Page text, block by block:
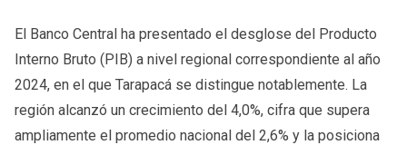
El Banco Central ha presentado el desglose del Producto
Interno Bruto (PIB) a nivel regional correspondiente al año
2024, en el que Tarapacá se distingue notablemente. La
región alcanzó un crecimiento del 4,0%, cifra que supera
ampliamente el promedio nacional del 2,6% y la posiciona